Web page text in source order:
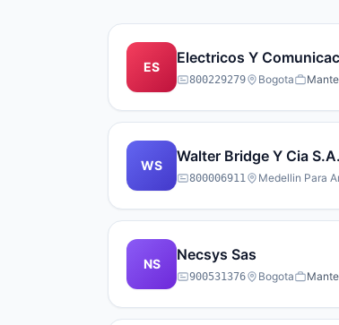
ES
Electricos Y
800229279 Bogota
WS
Walter Bridge Y Cia S.A.
800006911 Medellin Para
NS
Necsys Sas
900531376 Bogota